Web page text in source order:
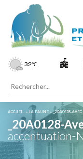
32℃
ACCUEIL » LA FAUNE »_20A0128-
_20A0128-
accentuation-